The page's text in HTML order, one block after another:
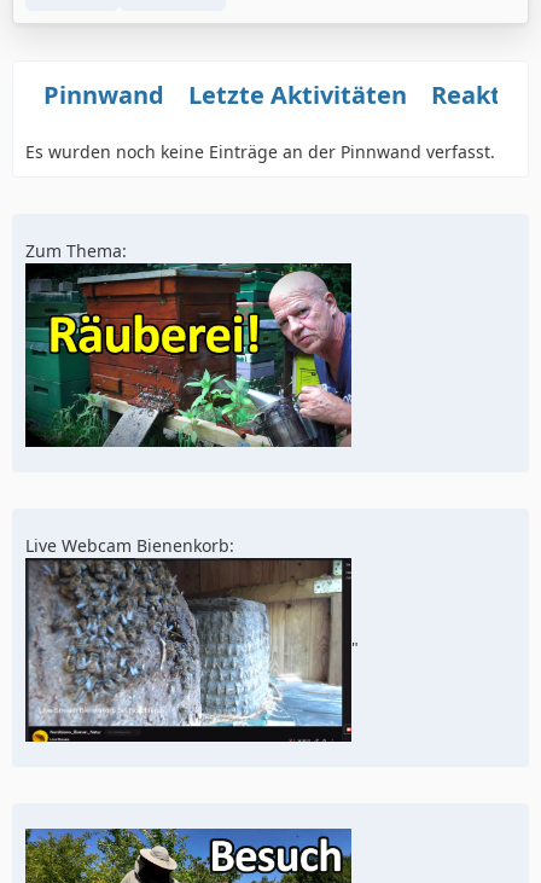
Pinnwand Letzte Aktivitäten
Es wurden noch keine Einträge an der Pinnwand verfasst.
Zum Thema:
Live Webcam Bienenkorb:
"